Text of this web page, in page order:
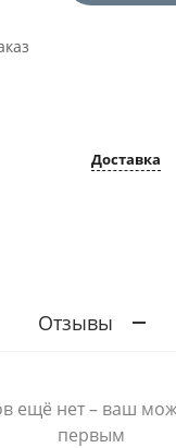
Доставка
Отзывы
ещё нет – ваш
первым